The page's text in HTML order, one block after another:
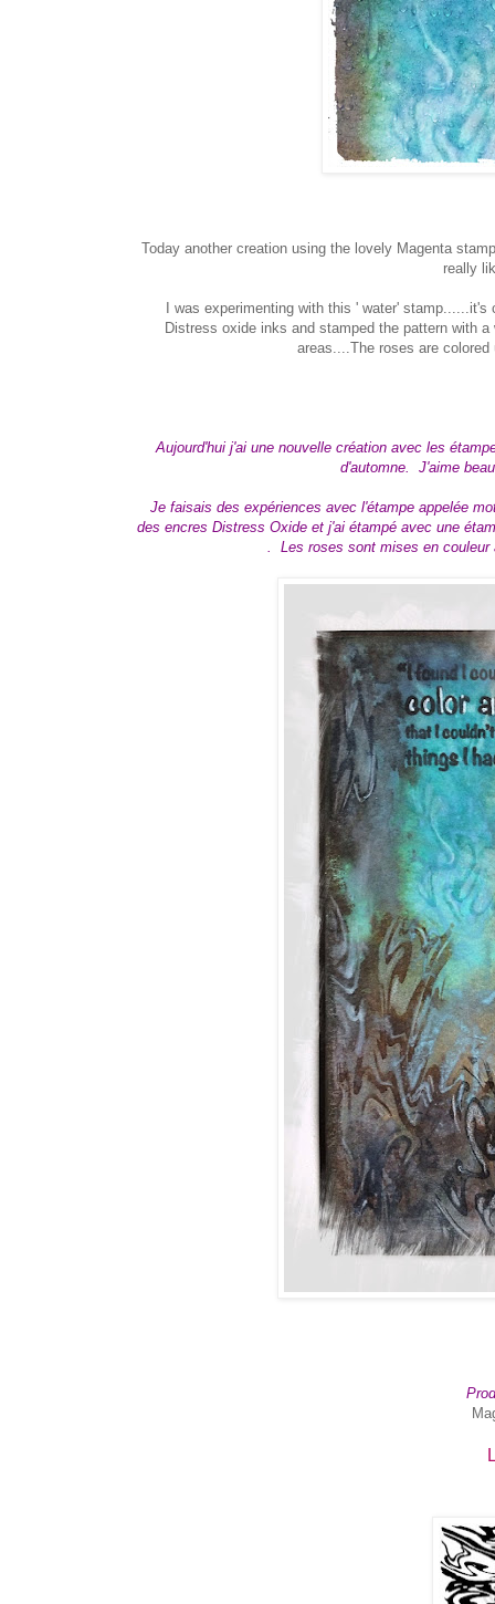
Today another creation using the lovely Magenta
really
I was experimenting with this ' water'
Distress oxide inks and stamped the pattern with
areas....The roses are
Aujourd'hui j'ai une nouvelle création avec les
d'automne. J'aime
Je faisais des expériences avec l'étampe appelée
des encres Distress Oxide et j'ai étampé avec une
. Les roses sont mises en couleur